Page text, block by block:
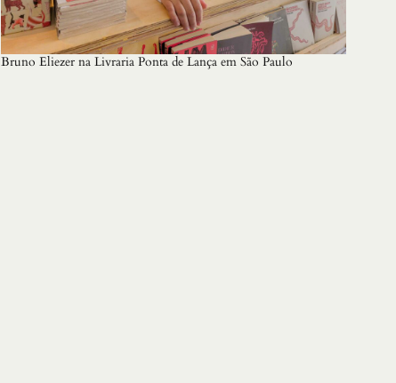
Bruno Eliezer na Livraria Ponta de Lança em São Paulo